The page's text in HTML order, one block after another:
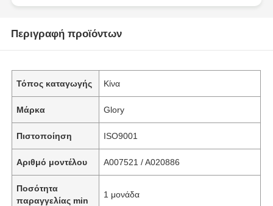
Περιγραφή προϊόντων
Τόπος καταγωγής Κίνα
Μάρκα Glory
Πιστοποίηση ISO9001
Αριθμό μοντέλου A007521 / A020886
Ποσότητα
παραγγελίας min
1 μονάδα